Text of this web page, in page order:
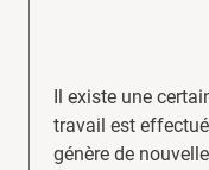
Il existe une
travail est
génère de